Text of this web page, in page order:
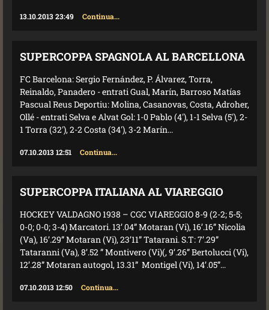
13.10.2013 23:49 Continua...
SUPERCOPPA SPAGNOLA AL BARCELLONA
FC Barcelona: Sergio Fernández, P. Álvarez, Torra,
Reinaldo, Panadero - entrati Gual, Marín, Barroso Matías
Pascual Reus Deportiu: Molina, Casanovas, Costa, Adroher,
Ollé - entrati Selva e Alvat Gol: 1-0 Pablo (4'), 1-1 Selva (5'), 2-
1 Torra (32'), 2-2 Costa (34'), 3-2 Marín...
07.10.2013 12:51 Continua...
SUPERCOPPA ITALIANA AL VIAREGGIO
HOCKEY VALDAGNO 1938 – CGC VIAREGGIO 8-9 (2-2; 5-5;
0-0; 0-0; 3-4) Marcatori. 13’.04” Motaran (Vi), 16’.16” Nicolia
(Va), 16’.29” Motaran (Vi), 23’11” Tatarani. S.T: 7’.29”
Tataranni (Va), 8’.52 ” Montivero (Vi)(, 9’.26” Bertolucci (Vi),
12’.28” Motaran autogol, 13.31” Montigel (Vi), 14’.05”...
07.10.2013 12:50 Continua...